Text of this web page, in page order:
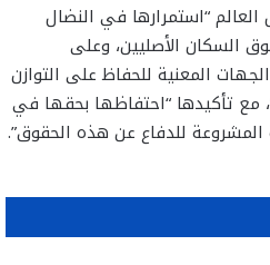
“استمرارها في النضال
السكان الأصليين، وعلى
المعنية للحفاظ على التوازن
مع تأكيدها “احتفاظها بحقها في
المشروعة للدفاع عن هذه الحقوق”.